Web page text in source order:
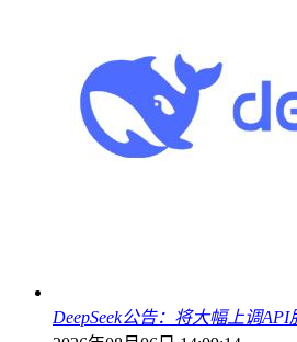
DeepSeek公告：将大幅上调API